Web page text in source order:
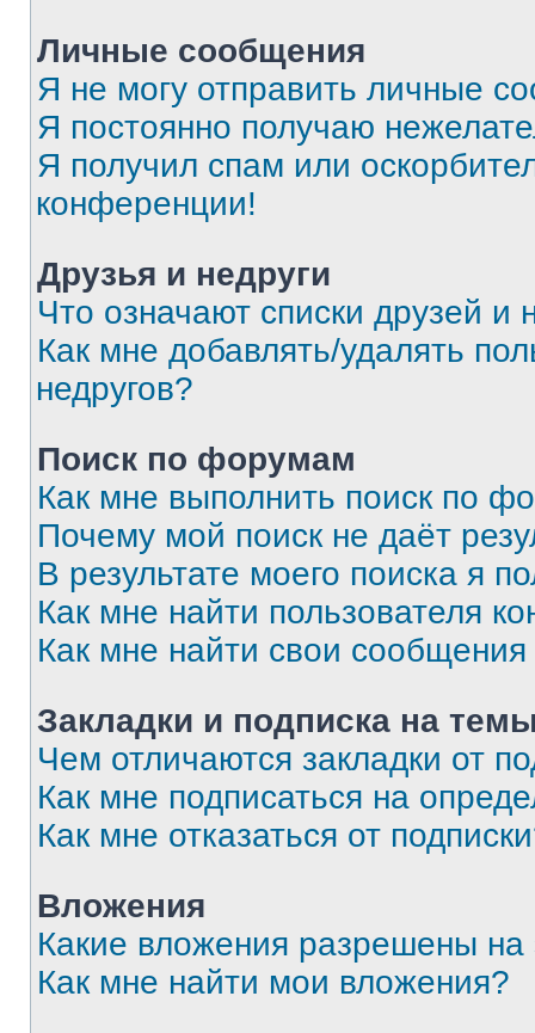
Личные сообщения
Я не могу отправить личные
Я постоянно получаю
Я получил спам или
конференции!
Друзья и недруги
Что означают списки друзей и
Как мне добавлять/удалять
недругов?
Поиск по форумам
Как мне выполнить поиск по
Почему мой поиск не даёт
В результате моего поиска я
Как мне найти пользователя
Как мне найти свои
Закладки и подписка на
Чем отличаются закладки от
Как мне подписаться на
Как мне отказаться от
Вложения
Какие вложения разрешены
Как мне найти мои вложения?